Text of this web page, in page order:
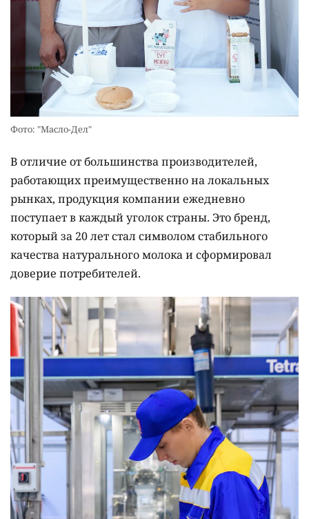
Фото: "Масло-Дел"
В отличие от большинства производителей,
работающих преимущественно на локальных
рынках, продукция компании ежедневно
поступает в каждый уголок страны. Это бренд,
который за 20 лет стал символом стабильного
качества натурального молока и сформировал
доверие потребителей.